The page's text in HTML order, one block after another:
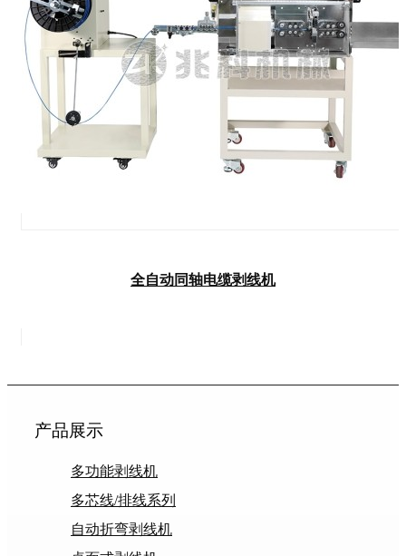
全自动同轴电缆剥线机
产品展示
多功能剥线机
多芯线/排线系列
自动折弯剥线机